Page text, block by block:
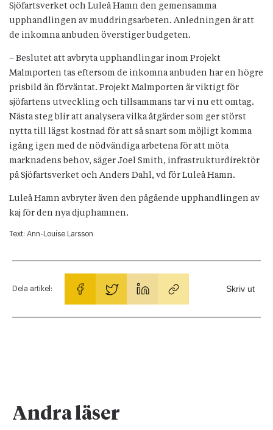
Sjöfartsverket och Luleå Hamn den gemensamma
upphandlingen av muddringsarbeten. Anledningen är att
de inkomna anbuden överstiger budgeten.
– Beslutet att avbryta upphandlingar inom Projekt
Malmporten tas eftersom de inkomna anbuden har en högre
prisbild än förväntat. Projekt Malmporten är viktigt för
sjöfartens utveckling och tillsammans tar vi nu ett omtag.
Nästa steg blir att analysera vilka åtgärder som ger störst
nytta till lägst kostnad för att så snart som möjligt komma
igång igen med de nödvändiga arbetena för att möta
marknadens behov, säger Joel Smith, infrastrukturdirektör
på Sjöfartsverket och Anders Dahl, vd för Luleå Hamn.
Luleå Hamn avbryter även den pågående upphandlingen av
kaj för den nya djuphamnen.
Text: Ann-Louise Larsson
Dela artikel: Skriv ut
Andra läser